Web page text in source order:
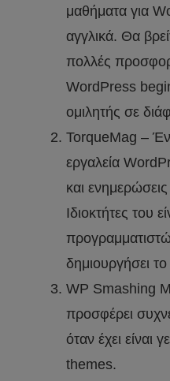
μαθήματα για
αγγλικά. Θα
πολλές
WordPress
ομιλητής σε
TorqueMag –
εργαλεία
και
Ιδιοκτήτες του
δημιουργήσει
WP Smashing
προσφέρει
όταν έχει είναι
themes.